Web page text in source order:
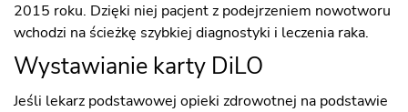
2015 roku. Dzięki niej pacjent z podejrzeniem nowotworu
wchodzi na ścieżkę szybkiej diagnostyki i leczenia raka.
Wystawianie karty DiLO
Jeśli lekarz podstawowej opieki zdrowotnej na podstawie